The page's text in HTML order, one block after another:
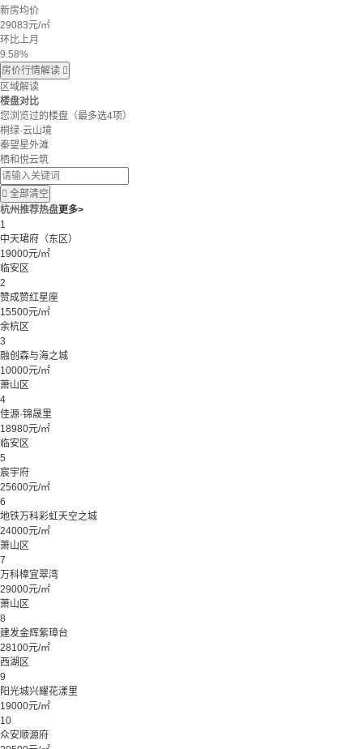
新房均价
29083元/㎡
环比上月
9.58%
房价行情解读 
区域解读
楼盘对比
您浏览过的楼盘 （最多选4项）
桐绿·云山境
秦望星外滩
栖和悦云筑
 全部清空
杭州推荐热盘更多>
1
中天珺府（东区）
19000元/㎡
临安区
2
赞成赞红星座
15500元/㎡
余杭区
3
融创森与海之城
10000元/㎡
萧山区
4
佳源·锦晟里
18980元/㎡
临安区
5
宸宇府
25600元/㎡
6
地铁万科彩虹天空之城
24000元/㎡
萧山区
7
万科樟宜翠湾
29000元/㎡
萧山区
8
建发金辉紫璋台
28100元/㎡
西湖区
9
阳光城兴耀花漾里
19000元/㎡
10
众安顺源府